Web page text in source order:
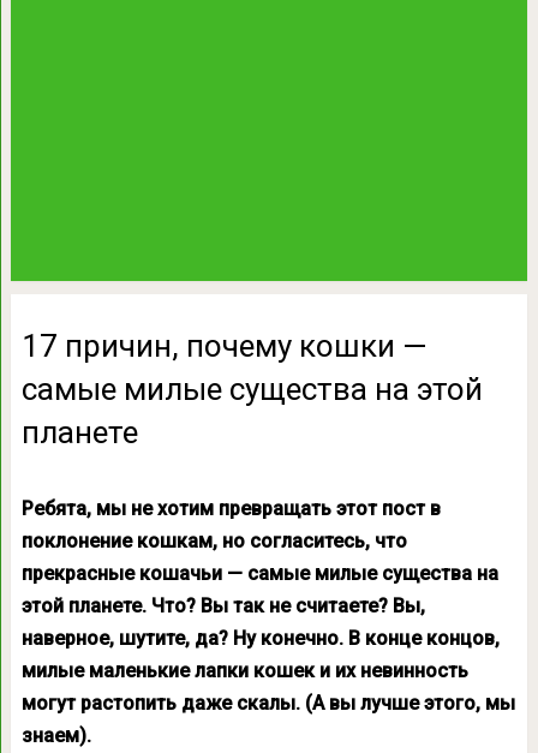
17 причин, почему кошки —
самые милые существа на этой
планете
Ребята, мы не хотим превращать этот пост в
поклонение кошкам, но согласитесь, что
прекрасные кошачьи — самые милые существа на
этой планете. Что? Вы так не считаете? Вы,
наверное, шутите, да? Ну конечно. В конце концов,
милые маленькие лапки кошек и их невинность
могут растопить даже скалы. (А вы лучше этого, мы
знаем).